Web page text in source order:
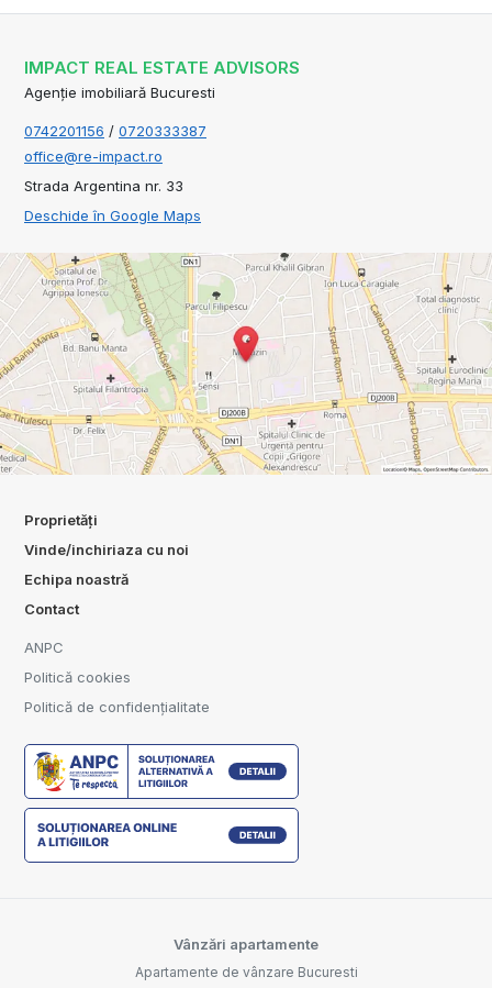
IMPACT REAL ESTATE ADVISORS
Agenție imobiliară Bucuresti
0742201156 / 0720333387
office@re-impact.ro
Strada Argentina nr. 33
Deschide în Google Maps
Proprietăți
Vinde/inchiriaza cu noi
Echipa noastră
Contact
ANPC
Politică cookies
Politică de confidențialitate
Vânzări apartamente
Apartamente de vânzare Bucuresti